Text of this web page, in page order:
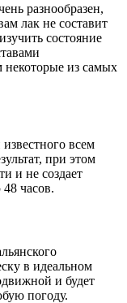
разнообразен,
лак не составит
состояние
некоторые из самых
всем
при этом
и не создает
часов.
в идеальном
и будет
погоду.